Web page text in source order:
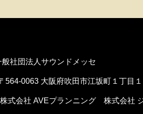
社団法人サウンドメッセ
564-0063 大阪府吹田市江坂町１丁目
株式会社 AVEプランニング 株式会社